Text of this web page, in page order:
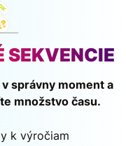
správny moment a
množstvo času.
k výročiam